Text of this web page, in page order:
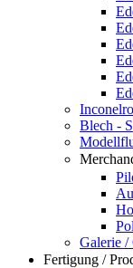
Blech -
Galerie /
Fertigung /